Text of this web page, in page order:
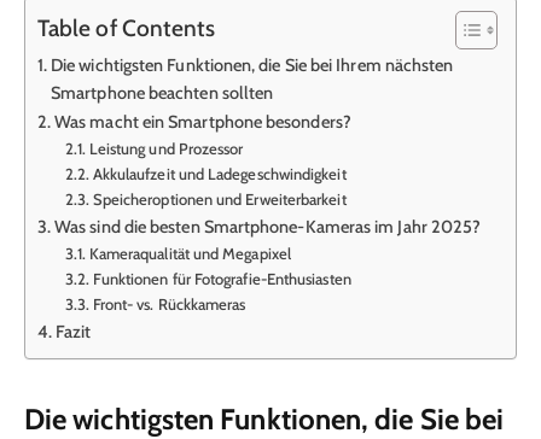
Table of Contents
Die wichtigsten Funktionen, die Sie bei Ihrem nächsten
Smartphone beachten sollten
Was macht ein Smartphone besonders?
Leistung und Prozessor
Akkulaufzeit und Ladegeschwindigkeit
Speicheroptionen und Erweiterbarkeit
Was sind die besten Smartphone-Kameras im Jahr 2025?
Kameraqualität und Megapixel
Funktionen für Fotografie-Enthusiasten
Front- vs. Rückkameras
Fazit
Die wichtigsten Funktionen, die Sie bei